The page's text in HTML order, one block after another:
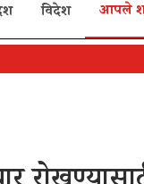
विदेश आपले